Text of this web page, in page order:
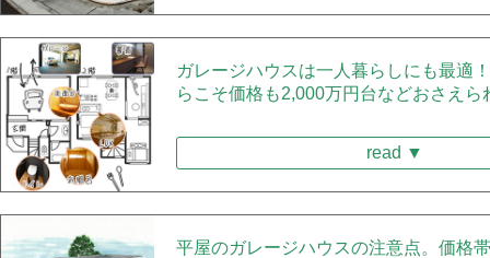
ガレージハウスは一人暮らしにも最適
らこそ価格も2,000万円台などおさえら
read ▼
平屋のガレージハウスの注意点。価格